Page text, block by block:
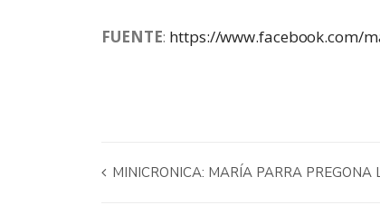
FUENTE: https://www.facebook.com/
MINICRONICA: MARÍA PARRA